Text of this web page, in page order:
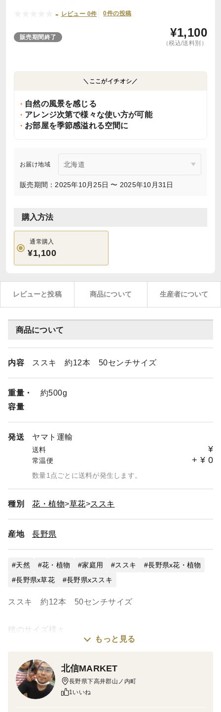
- レビュー 0件 0件の投稿
販売期間終了 ¥1,100
（税込/送料別）
＼ここがイチオシ／
自然の風景を感じる
アレンジ次第で様々な使い方が可能
お部屋を季節感溢れる空間に
お届け地域
販売期間：2025年10月25日 〜 2025年10月31日
購入方法
通常購入
¥1,100
レビューと投稿 商品について 生産者について
商品について
内容 ススキ 約12本 50センチサイズ
重量・
容量
約500g
発送 ヤマト運輸
送料 ¥
常温便 + ¥ 0
数量1点ごとに送料が発生します。
種別 花・植物 草花 ススキ
産地 長野県
天然 花・植物 家庭用 ススキ
長野県x花・植物
長野県x草花
長野県xススキ
ススキ 約12本 50センチサイズ
穂のサイズ様々
ドライフラワーではありません。
もっと見る
北信MARKET
長野県下高井郡山ノ内町
1いいね